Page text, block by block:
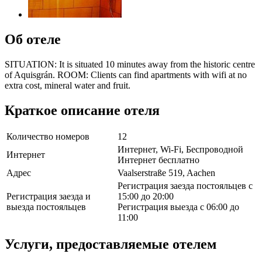
Об отеле
SITUATION: It is situated 10 minutes away from the historic centre
of Aquisgrán. ROOM: Clients can find apartments with wifi at no
extra cost, mineral water and fruit.
Краткое описание отеля
Количество номеров
12
Интернет
Интернет, Wi-Fi, Беспроводной
Интернет бесплатно
Адрес
Vaalserstraße 519, Aachen
Регистрация заезда и
выезда постояльцев
Регистрация заезда постояльцев с
15:00 до 20:00
Регистрация выезда с 06:00 до
11:00
Услуги, предоставляемые отелем